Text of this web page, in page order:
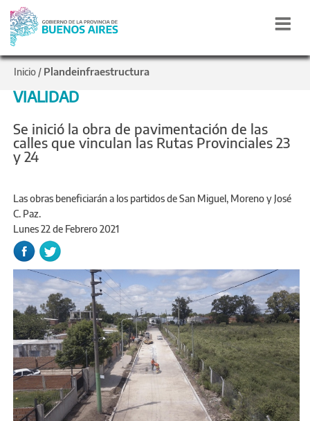
Inicio / Plandeinfraestructura
VIALIDAD
Se inició la obra de pavimentación de las
calles que vinculan las Rutas Provinciales 23
y 24
Las obras beneficiarán a los partidos de San Miguel, Moreno y José
C. Paz.
Lunes 22 de Febrero 2021